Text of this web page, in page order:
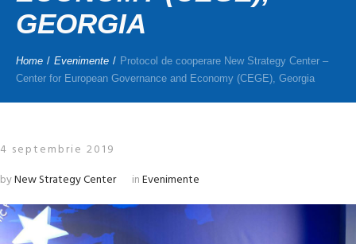
GEORGIA
Home / Evenimente / Protocol de cooperare New Strategy Center –
Center for European Governance and Economy (CEGE), Georgia
4 septembrie 2019
byNew Strategy Center inEvenimente